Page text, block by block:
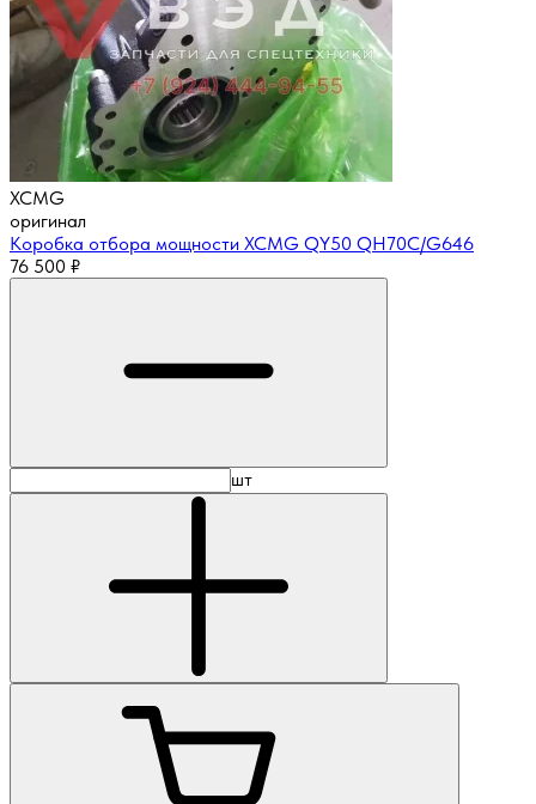
XCMG
оригинал
Коробка отбора мощности XCMG QY50 QH70C/G646
76 500 ₽
шт